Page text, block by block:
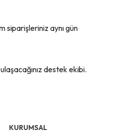
siparişleriniz aynı gün
destek ekibi.
KURUMSAL